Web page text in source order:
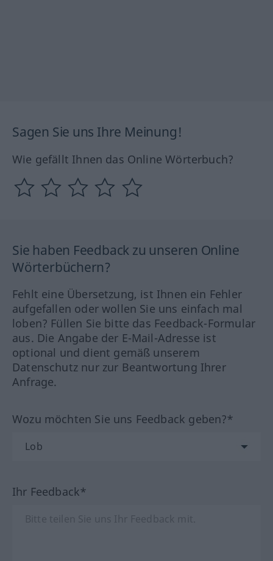
Sagen Sie uns Ihre Meinung!
Wie gefällt Ihnen das Online Wörterbuch?
Sie haben Feedback zu unseren Online
Wörterbüchern?
Fehlt eine Übersetzung, ist Ihnen ein Fehler
aufgefallen oder wollen Sie uns einfach mal
loben? Füllen Sie bitte das Feedback-Formular
aus. Die Angabe der E-Mail-Adresse ist
optional und dient gemäß unserem
Datenschutz nur zur Beantwortung Ihrer
Anfrage.
Wozu möchten Sie uns Feedback geben?*
Ihr Feedback*